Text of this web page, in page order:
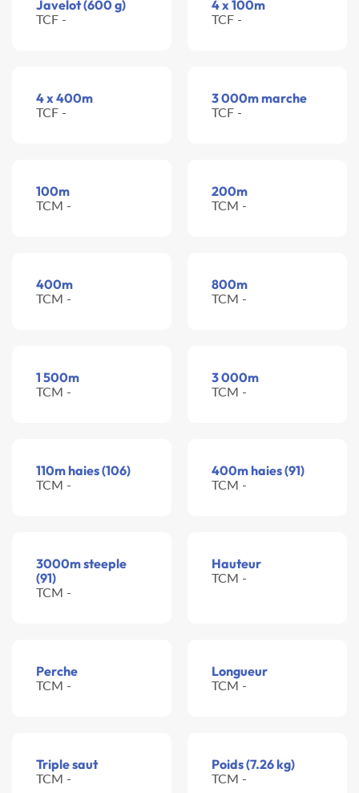
Javelot (600 g)
TCF -
4 x 100m
TCF -
4 x 400m
TCF -
3 000m marche
TCF -
100m
TCM -
200m
TCM -
400m
TCM -
800m
TCM -
1 500m
TCM -
3 000m
TCM -
110m haies (106)
TCM -
400m haies (91)
TCM -
3000m steeple
(91)
TCM -
Hauteur
TCM -
Perche
TCM -
Longueur
TCM -
Triple saut
TCM -
Poids (7.26 kg)
TCM -